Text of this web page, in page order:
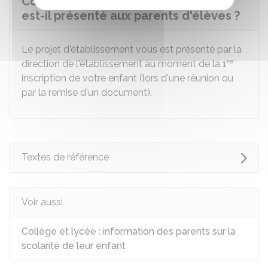
est-il présenté aux parents d'élèves ?
Le projet d'établissement vous est présenté par la
direction de l'établissement au moment de la 1re
inscription de votre enfant (lors d'une réunion ou
par la remise d'un document).
Textes de référence
Voir aussi
Collège et lycée : information des parents sur la
scolarité de leur enfant